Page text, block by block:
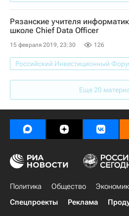
Общество
Магаданская
Рязанские учителя
школе Chief Data Officer
15 февраля 2019, 23:30 126
Общество
Рязанская область
Еще 20
Политика Общество
Спецпроекты
Реклама